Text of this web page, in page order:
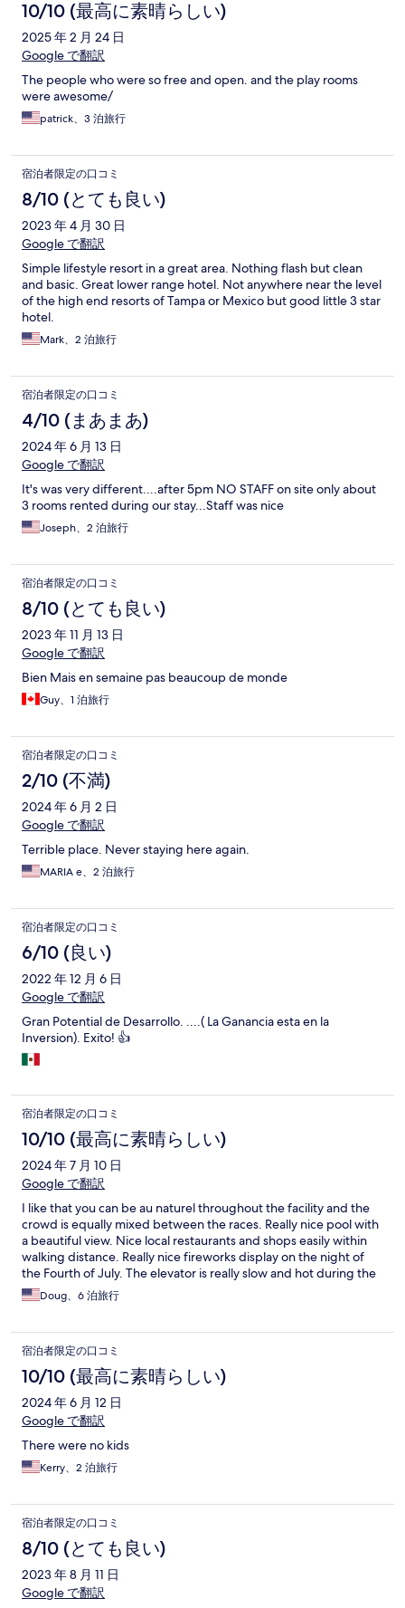
10/10 (最高に素晴らしい)
2025 年 2 月 24 日
Google で翻訳
The people who were so free and open. and the play rooms
were awesome/
patrick、3 泊旅行
宿泊者限定の口コミ
8/10 (とても良い)
2023 年 4 月 30 日
Google で翻訳
Simple lifestyle resort in a great area. Nothing flash but clean
and basic. Great lower range hotel. Not anywhere near the level
of the high end resorts of Tampa or Mexico but good little 3 star
hotel.
Mark、2 泊旅行
宿泊者限定の口コミ
4/10 (まあまあ)
2024 年 6 月 13 日
Google で翻訳
It's was very different....after 5pm NO STAFF on site only about
3 rooms rented during our stay...Staff was nice
Joseph、2 泊旅行
宿泊者限定の口コミ
8/10 (とても良い)
2023 年 11 月 13 日
Google で翻訳
Bien Mais en semaine pas beaucoup de monde
Guy、1 泊旅行
宿泊者限定の口コミ
2/10 (不満)
2024 年 6 月 2 日
Google で翻訳
Terrible place. Never staying here again.
MARIA e、2 泊旅行
宿泊者限定の口コミ
6/10 (良い)
2022 年 12 月 6 日
Google で翻訳
Gran Potential de Desarrollo. ....( La Ganancia esta en la
Inversion). Exito! 👍
宿泊者限定の口コミ
10/10 (最高に素晴らしい)
2024 年 7 月 10 日
Google で翻訳
I like that you can be au naturel throughout the facility and the
crowd is equally mixed between the races. Really nice pool with
a beautiful view. Nice local restaurants and shops easily within
walking distance. Really nice fireworks display on the night of
the Fourth of July. The elevator is really slow and hot during the
daytime. Some of the facilities are a little dated. Breakfast is
better than the last two times I stayed there but could be a little
Doug、6 泊旅行
宿泊者限定の口コミ
10/10 (最高に素晴らしい)
2024 年 6 月 12 日
Google で翻訳
There were no kids
Kerry、2 泊旅行
宿泊者限定の口コミ
8/10 (とても良い)
2023 年 8 月 11 日
Google で翻訳